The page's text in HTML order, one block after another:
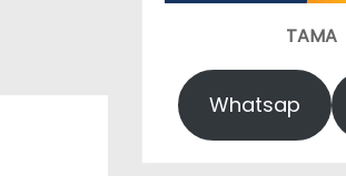
TAMA
Whatsap